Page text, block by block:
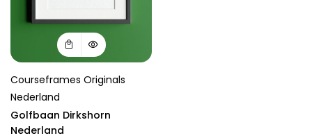
Courseframes Originals
Nederland
Golfbaan Dirkshorn
Nederland